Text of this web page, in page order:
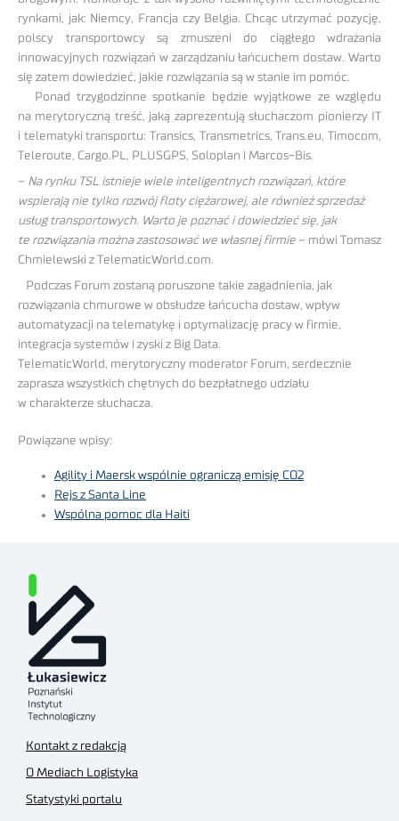
rynkami, jak: Niemcy, Francja czy Belgia. Chcąc utrzymać pozycję,
polscy transportowcy są zmuszeni do ciągłego wdrażania
innowacyjnych rozwiązań w zarządzaniu łańcuchem dostaw. Warto
się zatem dowiedzieć, jakie rozwiązania są w stanie im pomóc.
Ponad trzygodzinne spotkanie będzie wyjątkowe ze względu
na merytoryczną treść, jaką zaprezentują słuchaczom pionierzy IT
i telematyki transportu: Transics, Transmetrics, Trans.eu, Timocom,
Teleroute, Cargo.PL, PLUSGPS, Soloplan i Marcos-Bis.
– Na rynku TSL istnieje wiele inteligentnych rozwiązań, które
wspierają nie tylko rozwój floty ciężarowej, ale również sprzedaż
usług transportowych. Warto je poznać i dowiedzieć się, jak
te rozwiązania można zastosować we własnej firmie – mówi Tomasz
Chmielewski z TelematicWorld.com.
Podczas Forum zostaną poruszone takie zagadnienia, jak
rozwiązania chmurowe w obsłudze łańcucha dostaw, wpływ
automatyzacji na telematykę i optymalizację pracy w firmie,
integracja systemów i zyski z Big Data.
TelematicWorld, merytoryczny moderator Forum, serdecznie
zaprasza wszystkich chętnych do bezpłatnego udziału
w charakterze słuchacza.
Powiązane wpisy:
Agility i Maersk wspólnie ograniczą emisję CO2
Rejs z Santa Line
Wspólna pomoc dla Haiti
Kontakt z redakcją
O Mediach Logistyka
Statystyki portalu